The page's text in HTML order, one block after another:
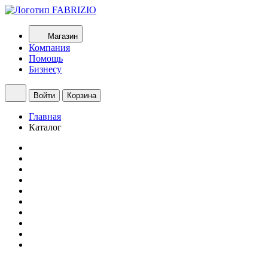
Магазин
Компания
Помощь
Бизнесу
Войти Корзина
Главная
Каталог